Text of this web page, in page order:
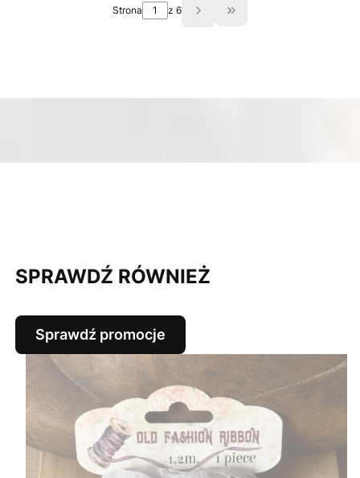
Strona z 6 Przejdź do ostatniej
SPRAWDŹ RÓWNIEŻ
Sprawdź promocje